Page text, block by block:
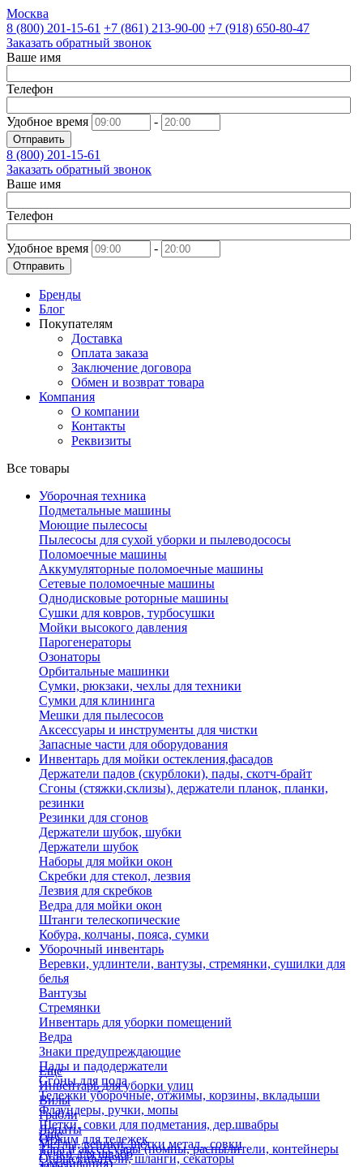
Москва
8 (800) 201-15-61 +7 (861) 213-90-00 +7 (918) 650-80-47
Заказать обратный звонок
Ваше имя
Телефон
Удобное время -
Отправить
8 (800) 201-15-61
Заказать обратный звонок
Ваше имя
Телефон
Удобное время -
Отправить
Бренды
Блог
Покупателям
Доставка
Оплата заказа
Заключение договора
Обмен и возврат товара
Компания
О компании
Контакты
Реквизиты
Все товары
Уборочная техника
Подметальные машины
Моющие пылесосы
Пылесосы для сухой уборки и пылеводососы
Поломоечные машины
Аккумуляторные поломоечные машины
Сетевые поломоечные машины
Однодисковые роторные машины
Сушки для ковров, турбосушки
Мойки высокого давления
Парогенераторы
Озонаторы
Орбитальные машинки
Сумки, рюкзаки, чехлы для техники
Сумки для клининга
Мешки для пылесосов
Аксессуары и инструменты для чистки
Запасные части для оборудования
Инвентарь для мойки остекления,фасадов
Держатели падов (скурблоки), пады, скотч-брайт
Сгоны (стяжки,склизы), держатели планок, планки,
резинки
Резинки для сгонов
Держатели шубок, шубки
Держатели шубок
Наборы для мойки окон
Скребки для стекол, лезвия
Лезвия для скребков
Ведра для мойки окон
Штанги телескопические
Кобура, колчаны, пояса, сумки
Уборочный инвентарь
Веревки, удлинтели, вантузы, стремянки, сушилки для
белья
Вантузы
Стремянки
Инвентарь для уборки помещений
Ведра
Знаки предупреждающие
Пады и падодержатели
Сгоны для пола
Тележки уборочные, отжимы, корзины, вкладыши
Флаундеры, ручки, мопы
Щетки, совки для подметания, дер.швабры
Отжим для тележек
Ручки для швабр
Еще
Инвентарь для уборки улиц
Вилы
Грабли
Лопаты
Метлы, веники, щетки метал., совки
Опрыскиватели, шланги, секаторы
Еще
Тара и аксессуары (помпы, распылители, контейнеры
замачивания)